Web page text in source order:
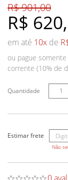
R$
R$ 901,00
em até 10x de
ou pague somente
corrente (10% de
Quantidade
Não